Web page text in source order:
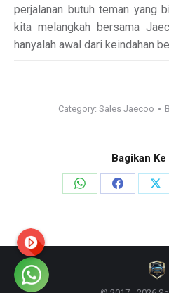
perjalanan butuh teman yang
kita melangkah bersama
hanyalah awal dari keindahan
Category: Sales Jaecoo
Bagikan Ke
Share
Share